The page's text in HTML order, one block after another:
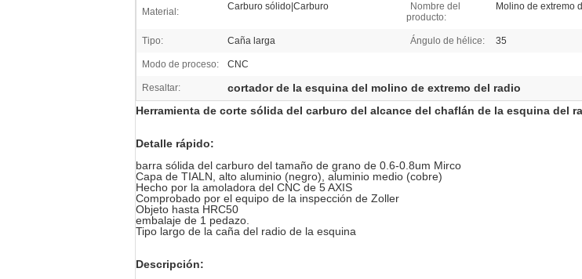
Material: Carburo sólido|Carburo
Nombre del
producto:
Molino de extremo
Tipo: Caña larga Ángulo de hélice: 35
Modo de proceso: CNC
Resaltar:
cortador de la esquina del molino de extremo del radio
Herramienta de corte sólida del carburo del alcance del chaflán de la esquina del
Detalle rápido:
barra sólida del carburo del tamaño de grano de 0.6-0.8um Mirco
Capa de TIALN, alto aluminio (negro), aluminio medio (cobre)
Hecho por la amoladora del CNC de 5 AXIS
Comprobado por el equipo de la inspección de Zoller
Objeto hasta HRC50
embalaje de 1 pedazo.
Tipo largo de la caña del radio de la esquina
Descripción: